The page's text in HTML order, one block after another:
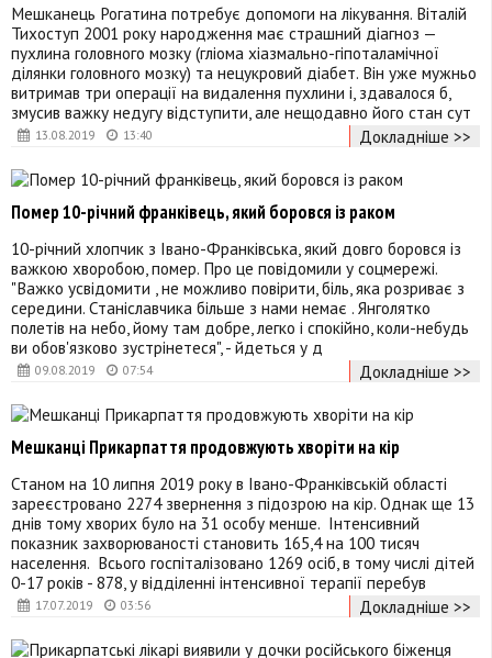
13.08.2019 13:40
Мешканець Рогатина потребує допомоги на лікування. Віталій
Тихоступ 2001 року народження має страшний діагноз —
пухлина головного мозку (гліома хіазмально-гіпоталамічної
ділянки головного мозку) та нецукровий діабет. Він уже мужньо
витримав три операції на видалення пухлини і, здавалося б,
змусив важку недугу відступити, але нещодавно його стан сут
Докладніше >>
09.08.2019 07:54
Помер 10-річний франківець, який боровся із раком
10-річний хлопчик з Івано-Франківська, який довго боровся із
важкою хворобою, помер. Про це повідомили у соцмережі.
"Важко усвідомити , не можливо повірити, біль, яка розриває з
середини. Станіславчика більше з нами немає . Янголятко
полетів на небо, йому там добре, легко і спокійно, коли-небудь
ви обов'язково зустрінетеся", - йдеться у д
Докладніше >>
17.07.2019 03:56
Мешканці Прикарпаття продовжують хворіти на кір
Станом на 10 липня 2019 року в Івано-Франківській області
зареєстровано 2274 звернення з підозрою на кір. Однак ще 13
днів тому хворих було на 31 особу менше. Інтенсивний
показник захворюваності становить 165,4 на 100 тисяч
населення. Всього госпіталізовано 1269 осіб, в тому числі дітей
0-17 років - 878, у відділенні інтенсивної терапії перебув
Докладніше >>